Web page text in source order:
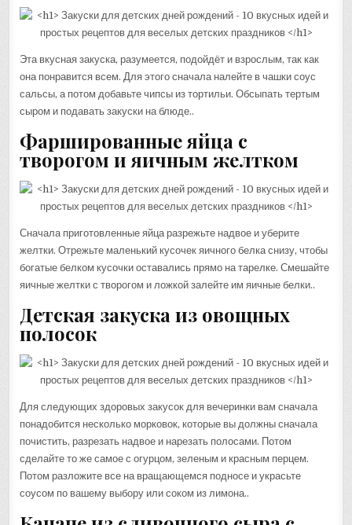
Эта вкусная закуска, разумеется, подойдёт и взрослым, так как
она понравится всем. Для этого сначала налейте в чашки соус
сальсы, а потом добавьте чипсы из тортильи. Обсыпать тертым
сыром и подавать закуски на блюде..
Фаршированные яйца с
творогом и яичным желтком
Сначала приготовленные яйца разрежьте надвое и уберите
желтки. Отрежьте маленький кусочек яичного белка снизу, чтобы
богатые белком кусочки оставались прямо на тарелке. Смешайте
яичные желтки с творогом и ложкой залейте им яичные белки..
Детская закуска из овощных
полосок
Для следующих здоровых закусок для вечеринки вам сначала
понадобится несколько морковок, которые вы должны сначала
почистить, разрезать надвое и нарезать полосами. Потом
сделайте то же самое с огурцом, зеленым и красным перцем.
Потом разложите все на вращающемся подносе и украсьте
соусом по вашему выбору или соком из лимона..